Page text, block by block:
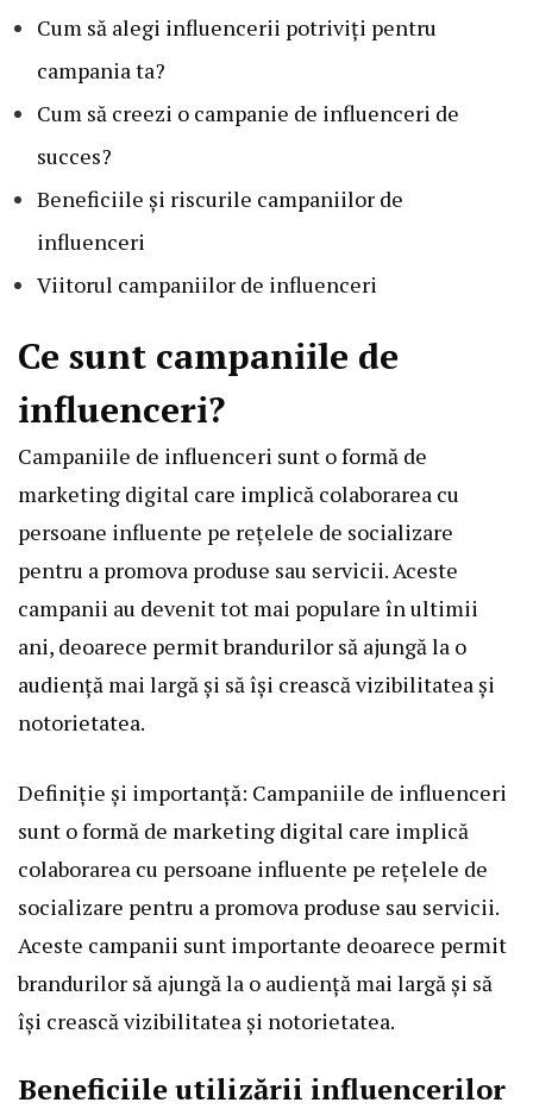
Cum să alegi influencerii potriviți pentru
campania ta?
Cum să creezi o campanie de influenceri de
succes?
Beneficiile și riscurile campaniilor de
influenceri
Viitorul campaniilor de influenceri
Ce sunt campaniile de
influenceri?
Campaniile de influenceri sunt o formă de
marketing digital care implică colaborarea cu
persoane influente pe rețelele de socializare
pentru a promova produse sau servicii. Aceste
campanii au devenit tot mai populare în ultimii
ani, deoarece permit brandurilor să ajungă la o
audiență mai largă și să își crească vizibilitatea și
notorietatea.
Definiție și importanță: Campaniile de influenceri
sunt o formă de marketing digital care implică
colaborarea cu persoane influente pe rețelele de
socializare pentru a promova produse sau servicii.
Aceste campanii sunt importante deoarece permit
brandurilor să ajungă la o audiență mai largă și să
își crească vizibilitatea și notorietatea.
Beneficiile utilizării influencerilor